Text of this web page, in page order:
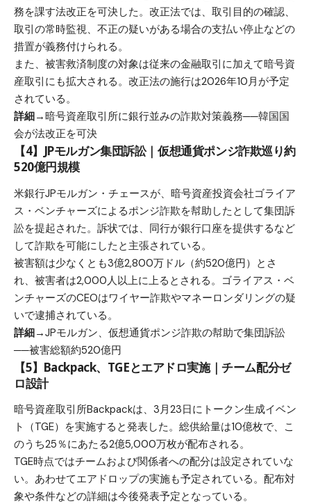
務を課す法改正を可決した。改正法では、取引目的の確認、
取引の常時監視、不正の疑いがある場合の支払い停止などの
措置が義務付けられる。
また、被害救済制度の対象は従来の金融取引に加えて暗号資
産取引にも拡大される。改正法の施行は2026年10月が予定
されている。
詳細→暗号資産取引所に銀行並みの詐欺対策義務──韓国国
会が法改正を可決
【4】JPモルガン集団訴訟｜仮想通貨ポンジ詐欺巡り約
520億円規模
米銀行JPモルガン・チェースが、暗号資産投資会社ゴライア
ス・ベンチャーズによるポンジ詐欺を幇助したとして集団訴
訟を提起された。訴状では、同行が銀行口座を提供するなど
して詐欺を可能にしたと主張されている。
被害額は少なくとも3億2,800万ドル（約520億円）とさ
れ、被害者は2,000人以上に上るとされる。ゴライアス・ベ
ンチャーズのCEOはワイヤー詐欺やマネーロンダリングの疑
いで逮捕されている。
詳細→JPモルガン、仮想通貨ポンジ詐欺の幇助で集団訴訟
──被害総額約520億円
【5】Backpack、TGEとエアドロ実施｜チーム配分ゼ
ロ設計
暗号資産取引所Backpackは、3月23日にトークン生成イベン
ト（TGE）を実施すると発表した。総供給量は10億枚で、こ
のうち25％にあたる2億5,000万枚が配布される。
TGE時点ではチームおよび関係者への配分は設定されていな
い。あわせてエアドロップの実施も予定されている。配布対
象や条件などの詳細は今後発表予定となっている。